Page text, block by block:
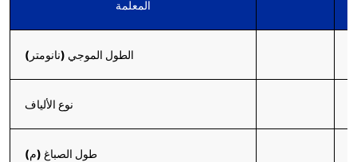
المعلمة
الطول الموجي (نانومتر)
نوع الألياف
طول الصباغ (م)